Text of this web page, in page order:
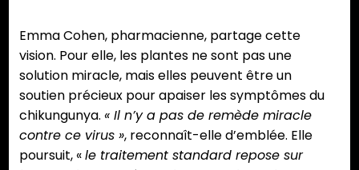
Emma Cohen, pharmacienne, partage cette
vision. Pour elle, les plantes ne sont pas une
solution miracle, mais elles peuvent être un
soutien précieux pour apaiser les symptômes du
chikungunya. « Il n’y a pas de remède miracle
contre ce virus », reconnaît-elle d’emblée. Elle
poursuit, «le traitement standard repose sur